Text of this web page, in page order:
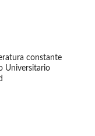
constante
Universitario